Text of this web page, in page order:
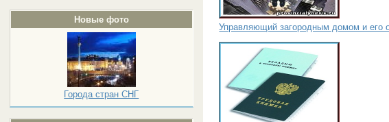
Новые фото
Города стран СНГ
Управляющий загородным домом и его